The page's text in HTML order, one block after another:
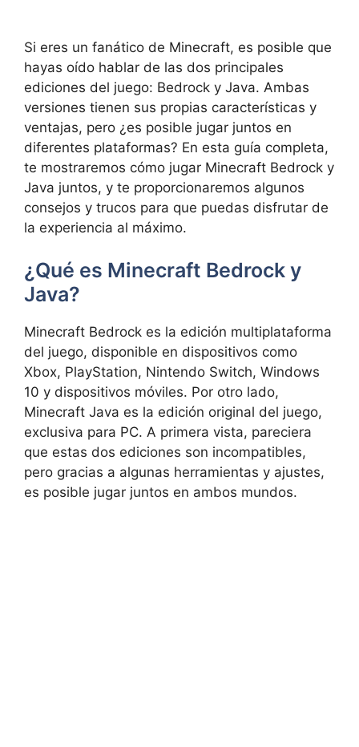
Si eres un fanático de Minecraft, es posible que
hayas oído hablar de las dos principales
ediciones del juego: Bedrock y Java. Ambas
versiones tienen sus propias características y
ventajas, pero ¿es posible jugar juntos en
diferentes plataformas? En esta guía completa,
te mostraremos cómo jugar Minecraft Bedrock y
Java juntos, y te proporcionaremos algunos
consejos y trucos para que puedas disfrutar de
la experiencia al máximo.
¿Qué es Minecraft Bedrock y
Java?
Minecraft Bedrock es la edición multiplataforma
del juego, disponible en dispositivos como
Xbox, PlayStation, Nintendo Switch, Windows
10 y dispositivos móviles. Por otro lado,
Minecraft Java es la edición original del juego,
exclusiva para PC. A primera vista, pareciera
que estas dos ediciones son incompatibles,
pero gracias a algunas herramientas y ajustes,
es posible jugar juntos en ambos mundos.